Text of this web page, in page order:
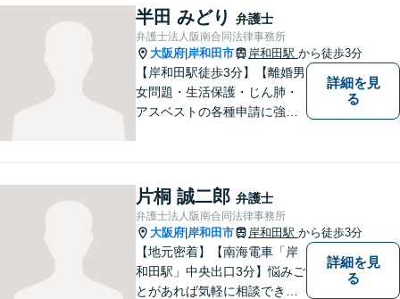
かどうかも含めて、まずはお
気軽にご相談ください。
半田 みどり 弁護士
弁護士法人阪南合同法律事務所
大阪府 岸和田市 岸和田駅 から徒歩3分
【岸和田駅徒歩3分】【離婚男
女問題・生活保護・じん肺・
アスベストの各種申請に強
す。お困りごとがあれば、お
気軽にご相談ください。
詳細を見
る
片桐 誠二郎 弁護士
弁護士法人阪南合同法律事務所
大阪府 岸和田市 岸和田駅 から徒歩3分
【地元密着】【南海電車「岸
和田駅」中央出口3分】悩みご
とがあれば気軽に相談でき
詳細を見
る